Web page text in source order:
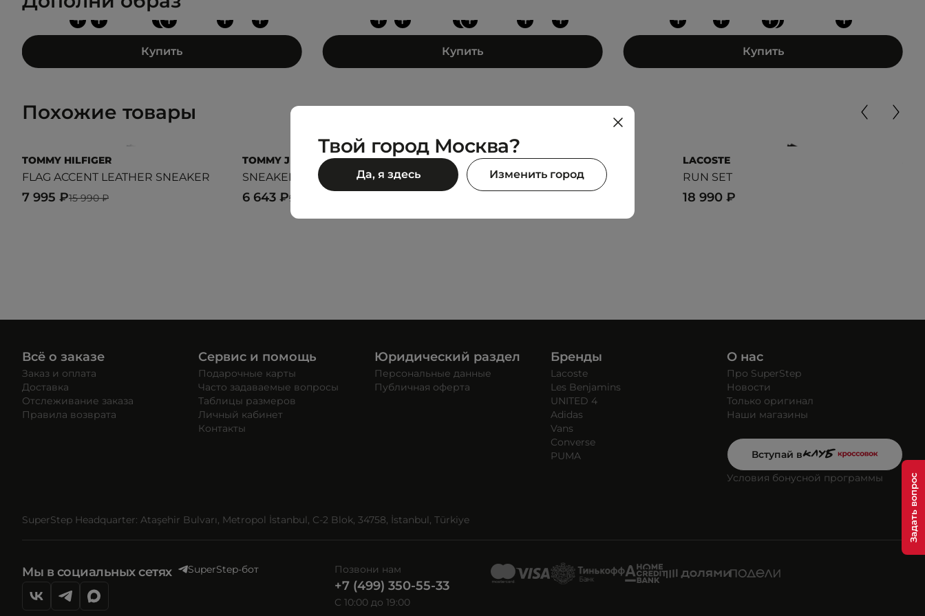
+
+
+ + +
+
Купить
+
+
+ + +
+
Купить
+
+
+ + +
Купить
Похожие товары
TOMMY HILFIGER
FLAG ACCENT LEATHER SNEAKER
15 990 ₽
7 995 ₽
TOMMY JEANS
SNEAKERS
9 490 ₽
6 643 ₽
LACOSTE
RUN SET
LACOSTE
RUN SET
18 990 ₽
Всё о заказе
Заказ и оплата
Доставка
Отслеживание заказа
Правила возврата
Сервис и помощь
Подарочные карты
Часто задаваемые вопросы
Таблицы размеров
Личный кабинет
Контакты
Юридический раздел
Персональные данные
Публичная оферта
Бренды
Lacoste
Les Benjamins
UNITED 4
Adidas
Vans
Converse
PUMA
О нас
Про SuperStep
Новости
Только оригинал
Наши магазины
Вступай в
Условия бонусной программы
SuperStep Headquarter: Ataşehir Bulvarı, Metropol İstanbul, C-2 Blok, 34758, İstanbul, Türkiye
Мы в социальных сетях SuperStep-бот Позвони нам
+7 (499) 350-55-33
C 10:00 до 19:00
Твой город Москва?
Да, я здесь Изменить город